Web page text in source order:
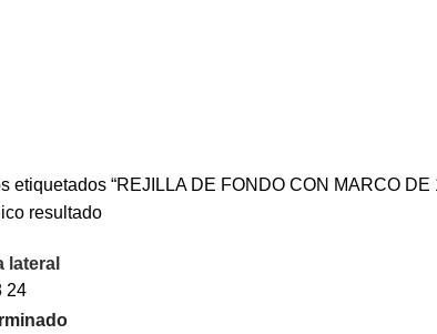
etiquetados “REJILLA DE FONDO CON MARCO
resultado
lateral
24